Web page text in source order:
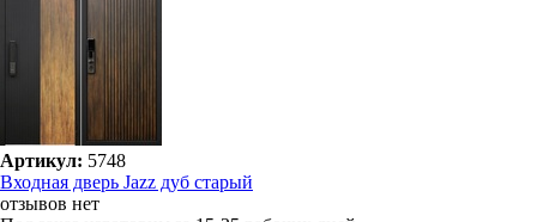
Артикул: 5748
Входная дверь Jazz дуб старый
отзывов нет